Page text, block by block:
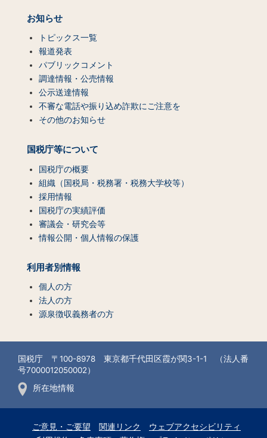
お知らせ
トピックス一覧
報道発表
パブリックコメント
調達情報・公売情報
公示送達情報
不審な電話や振り込め詐欺にご注意を
その他のお知らせ
国税庁等について
国税庁の概要
組織（国税局・税務署・税務大学校等）
採用情報
国税庁の実績評価
審議会・研究会等
情報公開・個人情報の保護
利用者別情報
個人の方
法人の方
源泉徴収義務者の方
国税庁 〒100-8978 東京都千代田区霞が関3-1-1 （法人番
号7000012050002）
所在地情報
ご意見・ご要望 関連リンク
ウェブアクセシビリティ